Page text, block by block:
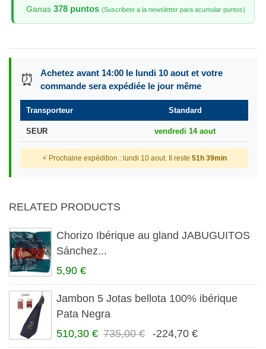
Ganas 378 puntos (Suscribete a la newsletter para acumular puntos)
⏰
Achetez avant 14:00 le lundi 10 aout et votre
commande sera expédiée le jour même
Transporteur Standard
SEUR vendredi 14 aout
⚡ Prochaine expédition : lundi 10 aout. Il reste 51h 39min
RELATED PRODUCTS
Chorizo Ibérique au gland JABUGUITOS
Sánchez...
5,90 €
Jambon 5 Jotas bellota 100% ibérique
Pata Negra
510,30 € 735,00 € -224,70 €